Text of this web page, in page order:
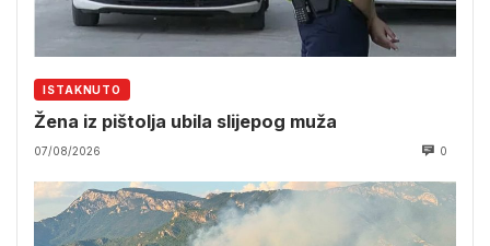
ISTAKNUTO
Žena iz pištolja ubila slijepog muža
07/08/2026 0